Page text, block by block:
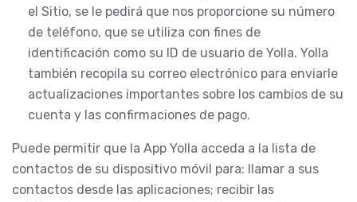
el Sitio, se le pedirá que nos proporcione su número
de teléfono, que se utiliza con fines de
identificación como su ID de usuario de Yolla. Yolla
también recopila su correo electrónico para enviarle
actualizaciones importantes sobre los cambios de su
cuenta y las confirmaciones de pago.
Puede permitir que la App Yolla acceda a la lista de
contactos de su dispositivo móvil para: llamar a sus
contactos desde las aplicaciones; recibir las